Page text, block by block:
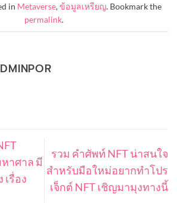
in Metaverse,ข้อมูลเหรียญ. Bookmark the
permalink.
าศาล มี
เรื่อง
รวม คำศัพท์ NFT น่าสนใจ
สำหรับมือใหม่อยากทำโปร
เจ็กต์ NFT เชิญมามุงทางนี้